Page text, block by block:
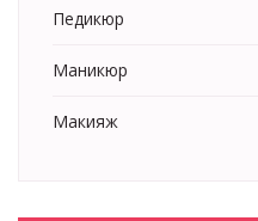
Педикюр
Маникюр
Макияж